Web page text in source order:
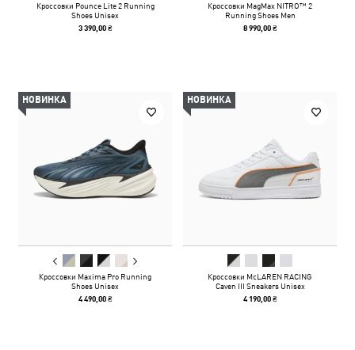
Кроссовки Pounce Lite 2 Running
Shoes Unisex
3 390,00 ₴
Кроссовки MagMax NITRO™ 2
Running Shoes Men
8 990,00 ₴
НОВИНКА
Кроссовки Maxima Pro Running
Shoes Unisex
4 490,00 ₴
НОВИНКА
Кроссовки McLAREN RACING
Caven III Sneakers Unisex
4 190,00 ₴